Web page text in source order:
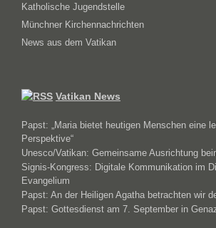
Katholische Jugendstelle
Münchner Kirchennachrichten
News aus dem Vatikan
Vatikan News
Papst: „Maria bietet heutigen Menschen eine
Perspektive“
Unesco/Vatikan: Gemeinsame Ausrichtung
Signis-Kongress: Digitale Kommunikation im
Evangelium
Papst: An der Heiligen Agatha betrachten wir
Papst: Gottesdienst am 7. September in